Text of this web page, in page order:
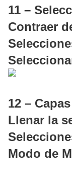
11 –
Contraer
12 –
Llenar la
Modo de